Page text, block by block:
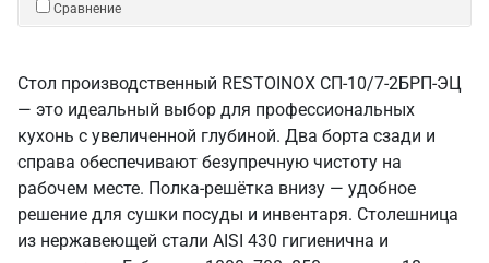
Сравнение
Стол производственный RESTOINOX СП-10/7-2БРП-ЭЦ
— это идеальный выбор для профессиональных
кухонь с увеличенной глубиной. Два борта сзади и
справа обеспечивают безупречную чистоту на
рабочем месте. Полка-решётка внизу — удобное
решение для сушки посуды и инвентаря. Столешница
из нержавеющей стали AISI 430 гигиенична и